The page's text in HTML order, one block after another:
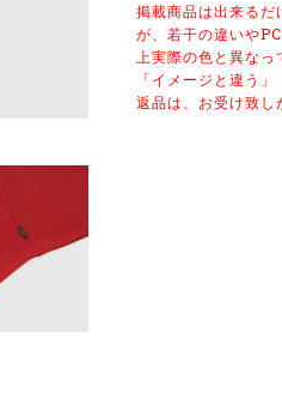
掲載商品は出来るだ
が、若干の違いや
上実際の色と異なっ
「イメージと違う
返品は、お受け致し